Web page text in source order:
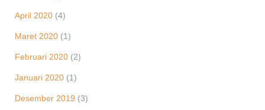
April 2020 (4)
Maret 2020 (1)
Februari 2020 (2)
Januari 2020 (1)
Desember 2019 (3)